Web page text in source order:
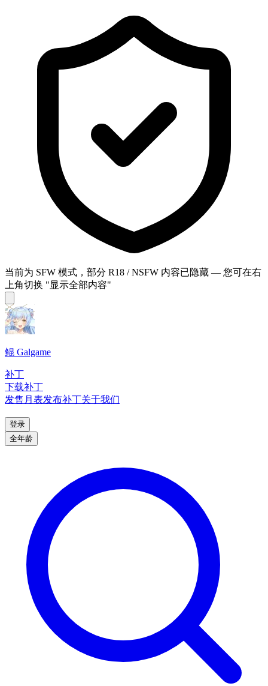
当前为 SFW 模式，部分 R18 / NSFW 内容已隐藏 — 您可在右
上角切换 "显示全部内容"
鲲 Galgame
补丁
下载补丁
发售月表发布补丁关于我们
登录
全年龄